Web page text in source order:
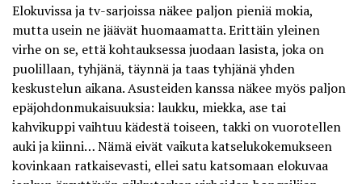
Elokuvissa ja tv-sarjoissa näkee paljon pieniä mokia,
mutta usein ne jäävät huomaamatta. Erittäin yleinen
virhe on se, että kohtauksessa juodaan lasista, joka on
puolillaan, tyhjänä, täynnä ja taas tyhjänä yhden
keskustelun aikana. Asusteiden kanssa näkee myös paljon
epäjohdonmukaisuuksia: laukku, miekka, ase tai
kahvikuppi vaihtuu kädestä toiseen, takki on vuorotellen
auki ja kiinni… Nämä eivät vaikuta katselukokemukseen
kovinkaan ratkaisevasti, ellei satu katsomaan elokuvaa